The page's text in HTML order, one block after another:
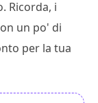
Ricorda, i
un po' di
per la tua